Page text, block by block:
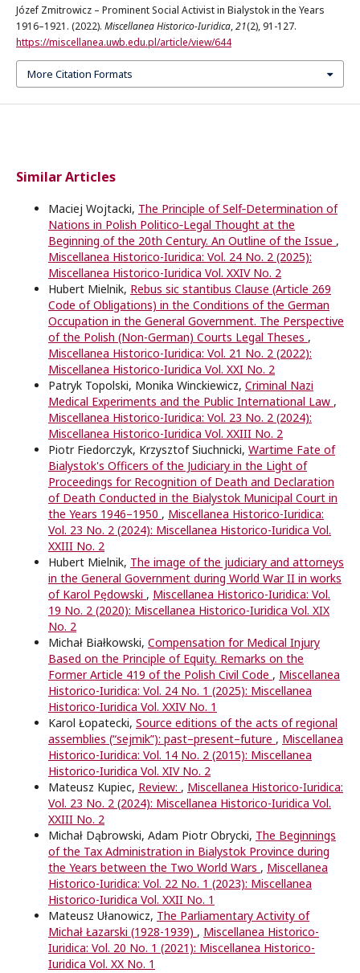
Józef Zmitrowicz – Prominent Social Activist in Bialystok in the Years
1916–1921. (2022). Miscellanea Historico-Iuridica,21(2), 91-127.
https://miscellanea.uwb.edu.pl/article/view/644
More Citation Formats
Similar Articles
Maciej Wojtacki, The Principle of Self‑Determination of
Nations in Polish Politico‑Legal Thought at the
Beginning of the 20th Century. An Outline of the Issue ,
Miscellanea Historico-Iuridica: Vol. 24 No. 2 (2025):
Miscellanea Historico-Iuridica Vol. XXIV No. 2
Hubert Mielnik, Rebus sic stantibus Clause (Article 269
Code of Obligations) in the Conditions of the German
Occupation in the General Government. The Perspective
of the Polish (Non-German) Courts Legal Theses ,
Miscellanea Historico-Iuridica: Vol. 21 No. 2 (2022):
Miscellanea Historico-Iuridica Vol. XXI No. 2
Patryk Topolski, Monika Winckiewicz, Criminal Nazi
Medical Experiments and the Public International Law ,
Miscellanea Historico-Iuridica: Vol. 23 No. 2 (2024):
Miscellanea Historico-Iuridica Vol. XXIII No. 2
Piotr Fiedorczyk, Krzysztof Siuchnicki, Wartime Fate of
Bialystok's Officers of the Judiciary in the Light of
Proceedings for Recognition of Death and Declaration
of Death Conducted in the Bialystok Municipal Court in
the Years 1946–1950 , Miscellanea Historico-Iuridica:
Vol. 23 No. 2 (2024): Miscellanea Historico-Iuridica Vol.
XXIII No. 2
Hubert Mielnik, The image of the judiciary and attorneys
in the General Government during World War II in works
of Karol Pędowski , Miscellanea Historico-Iuridica: Vol.
19 No. 2 (2020): Miscellanea Historico-Iuridica Vol. XIX
No. 2
Michał Białkowski, Compensation for Medical Injury
Based on the Principle of Equity. Remarks on the
Former Article 419 of the Polish Civil Code , Miscellanea
Historico-Iuridica: Vol. 24 No. 1 (2025): Miscellanea
Historico-Iuridica Vol. XXIV No. 1
Karol Łopatecki, Source editions of the acts of regional
assemblies (“sejmik”): past–present–future , Miscellanea
Historico-Iuridica: Vol. 14 No. 2 (2015): Miscellanea
Historico-Iuridica Vol. XIV No. 2
Mateusz Kupiec, Review: , Miscellanea Historico-Iuridica:
Vol. 23 No. 2 (2024): Miscellanea Historico-Iuridica Vol.
XXIII No. 2
Michał Dąbrowski, Adam Piotr Obrycki, The Beginnings
of the Tax Administration in Bialystok Province during
the Years between the Two World Wars , Miscellanea
Historico-Iuridica: Vol. 22 No. 1 (2023): Miscellanea
Historico-Iuridica Vol. XXII No. 1
Mateusz Ułanowicz, The Parliamentary Activity of
Michał Łazarski (1928-1939) , Miscellanea Historico-
Iuridica: Vol. 20 No. 1 (2021): Miscellanea Historico-
Iuridica Vol. XX No. 1